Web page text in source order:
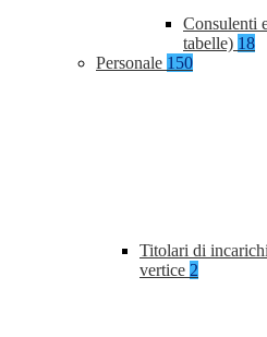
Consulenti
tabelle) 18
Personale 150
Titolari di
vertice 2